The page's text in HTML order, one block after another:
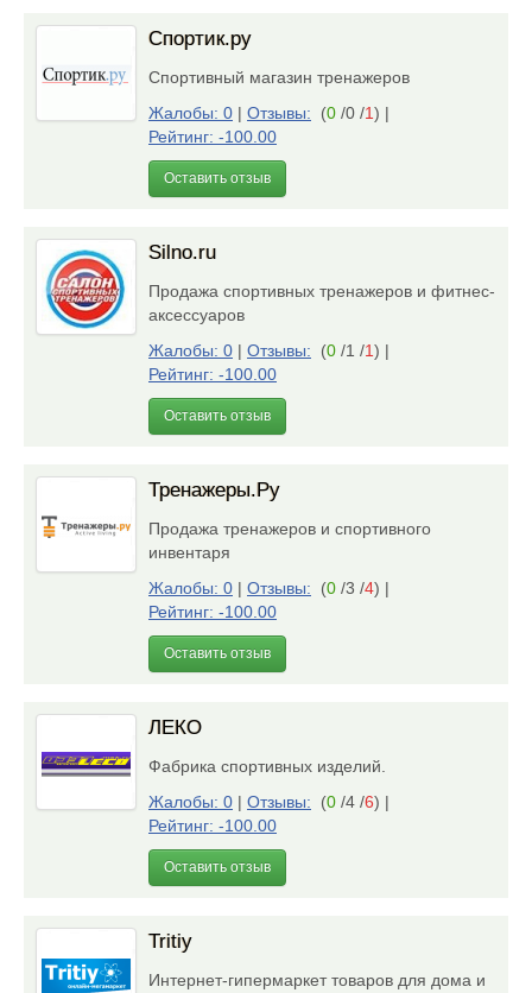
Спортик.ру
Спортивный магазин тренажеров
Жалобы: 0 | Отзывы: (0 /0 /1) |
Рейтинг: -100.00
Оставить отзыв
Silno.ru
Продажа спортивных тренажеров и фитнес-
аксессуаров
Жалобы: 0 | Отзывы: (0 /1 /1) |
Рейтинг: -100.00
Оставить отзыв
Тренажеры.Ру
Продажа тренажеров и спортивного
инвентаря
Жалобы: 0 | Отзывы: (0 /3 /4) |
Рейтинг: -100.00
Оставить отзыв
ЛЕКО
Фабрика спортивных изделий.
Жалобы: 0 | Отзывы: (0 /4 /6) |
Рейтинг: -100.00
Оставить отзыв
Tritiy
Интернет-гипермаркет товаров для дома и